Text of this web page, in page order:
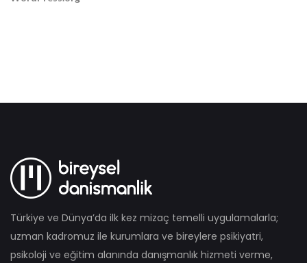
Türkiye ve Dünya’da ilk kez mizaç temelli uygulamalarla;
uzman kadromuz ile kurumlara ve bireylere psikiyatri,
psikoloji ve eğitim alanında danışmanlık hizmeti verme,